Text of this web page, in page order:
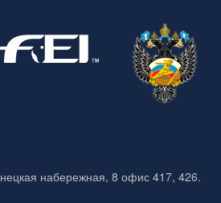
набережная, 8 офис 417, 426.